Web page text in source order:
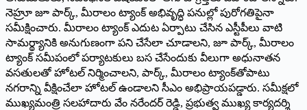
నెహ్రూ జూ పార్క్‌, మీరాలం ట్యాంక్‌ అభివృద్ధి పనుల్లో పురోగతిపైనా
సమీక్షించారు. మీరాలం ట్యాంక్‌ ఎదుట ఏర్పాటు చేసిన ఎస్టీపీలు వాటి
సామర్థ్యానికి అనుగుణంగా పని చేసేలా చూడాలని, జూ పార్క్‌, మీరాలం
ట్యాంక్‌ సమీపంలో పర్యాటకులు బస చేసేందుకు వీలుగా అధునాతన
వసతులతో హోటల్‌ నిర్మించాలని, పార్క్‌, మీరాలం ట్యాంక్‌తోపాటు
నగరాన్ని వీక్షించేలా హోటల్‌ ఉండాలని సీఎం అభిప్రాయపడ్డారు. సమీక్షలో
ముఖ్యమంత్రి సలహాదారు వేం నరేందర్‌ రెడ్డి, ప్రభుత్వ ముఖ్య కార్యదర్శి